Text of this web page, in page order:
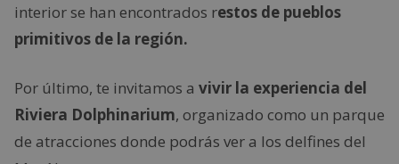
interior se han encontrados restos de pueblos
primitivos de la región.
Por último, te invitamos a vivir la experiencia del
Riviera Dolphinarium, organizado como un parque
de atracciones donde podrás ver a los delfines del